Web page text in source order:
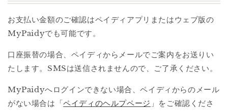
お支払い金額のご確認はペイディアプリまたはウェブ版の
MyPaidyでも可能です。
口座振替の場合、ペイディからメールでご案内をお送りい
たします。SMSは送信されませんので、ご了承ください。
MyPaidyへログインできない場合、ペイディからのメール
がない場合は「ペイディのヘルプページ 」をご確認くださ